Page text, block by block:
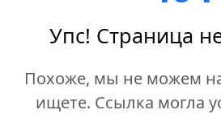
Упс! Страница
Похоже, мы не можем
ищете. Ссылка могла